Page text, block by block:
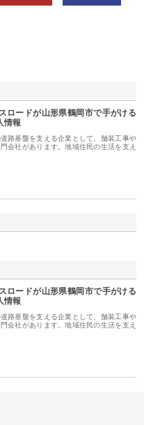
ロードが山形県鶴岡市で手がける
情報
路基盤を支える企業として、舗装工事や
会社があります。地域住民の生活を支え
ロードが山形県鶴岡市で手がける
情報
路基盤を支える企業として、舗装工事や
会社があります。地域住民の生活を支え